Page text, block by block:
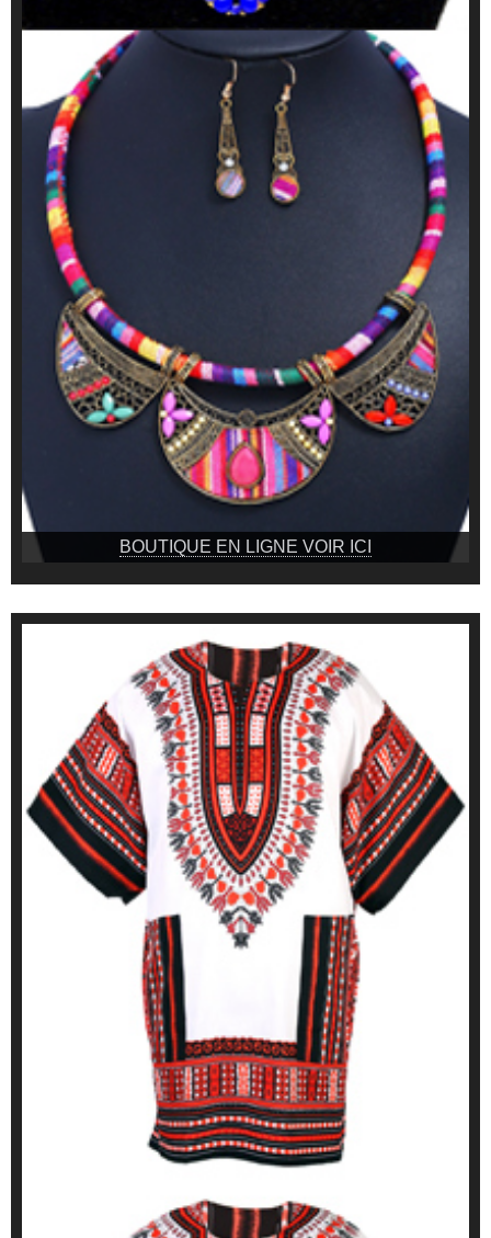
BOUTIQUE EN LIGNE VOIR ICI